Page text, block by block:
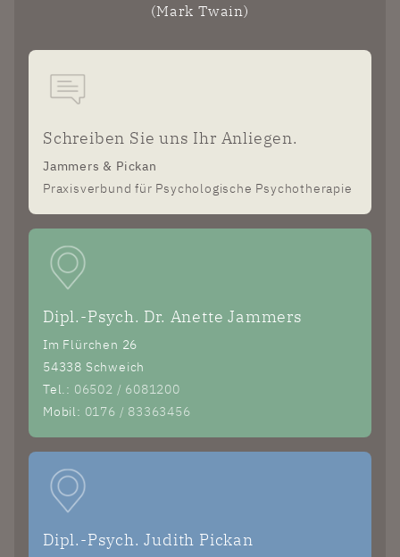
(Mark Twain)
Schreiben Sie uns Ihr Anliegen.
Jammers & Pickan
Praxisverbund für Psychologische Psychotherapie
Dipl.-Psych. Dr. Anette Jammers
Im Flürchen 26
54338 Schweich
Tel.: 06502 / 6081200
Mobil: 0176 / 83363456
Dipl.-Psych. Judith Pickan